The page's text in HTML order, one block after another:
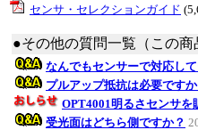
センサ・セレクションガイド
●その他の質問一覧（この商
なんでもセンサーで対応し
プルアップ抵抗は必要ですか
OPT4001明るさセンサを
受光面はどちら側ですか？